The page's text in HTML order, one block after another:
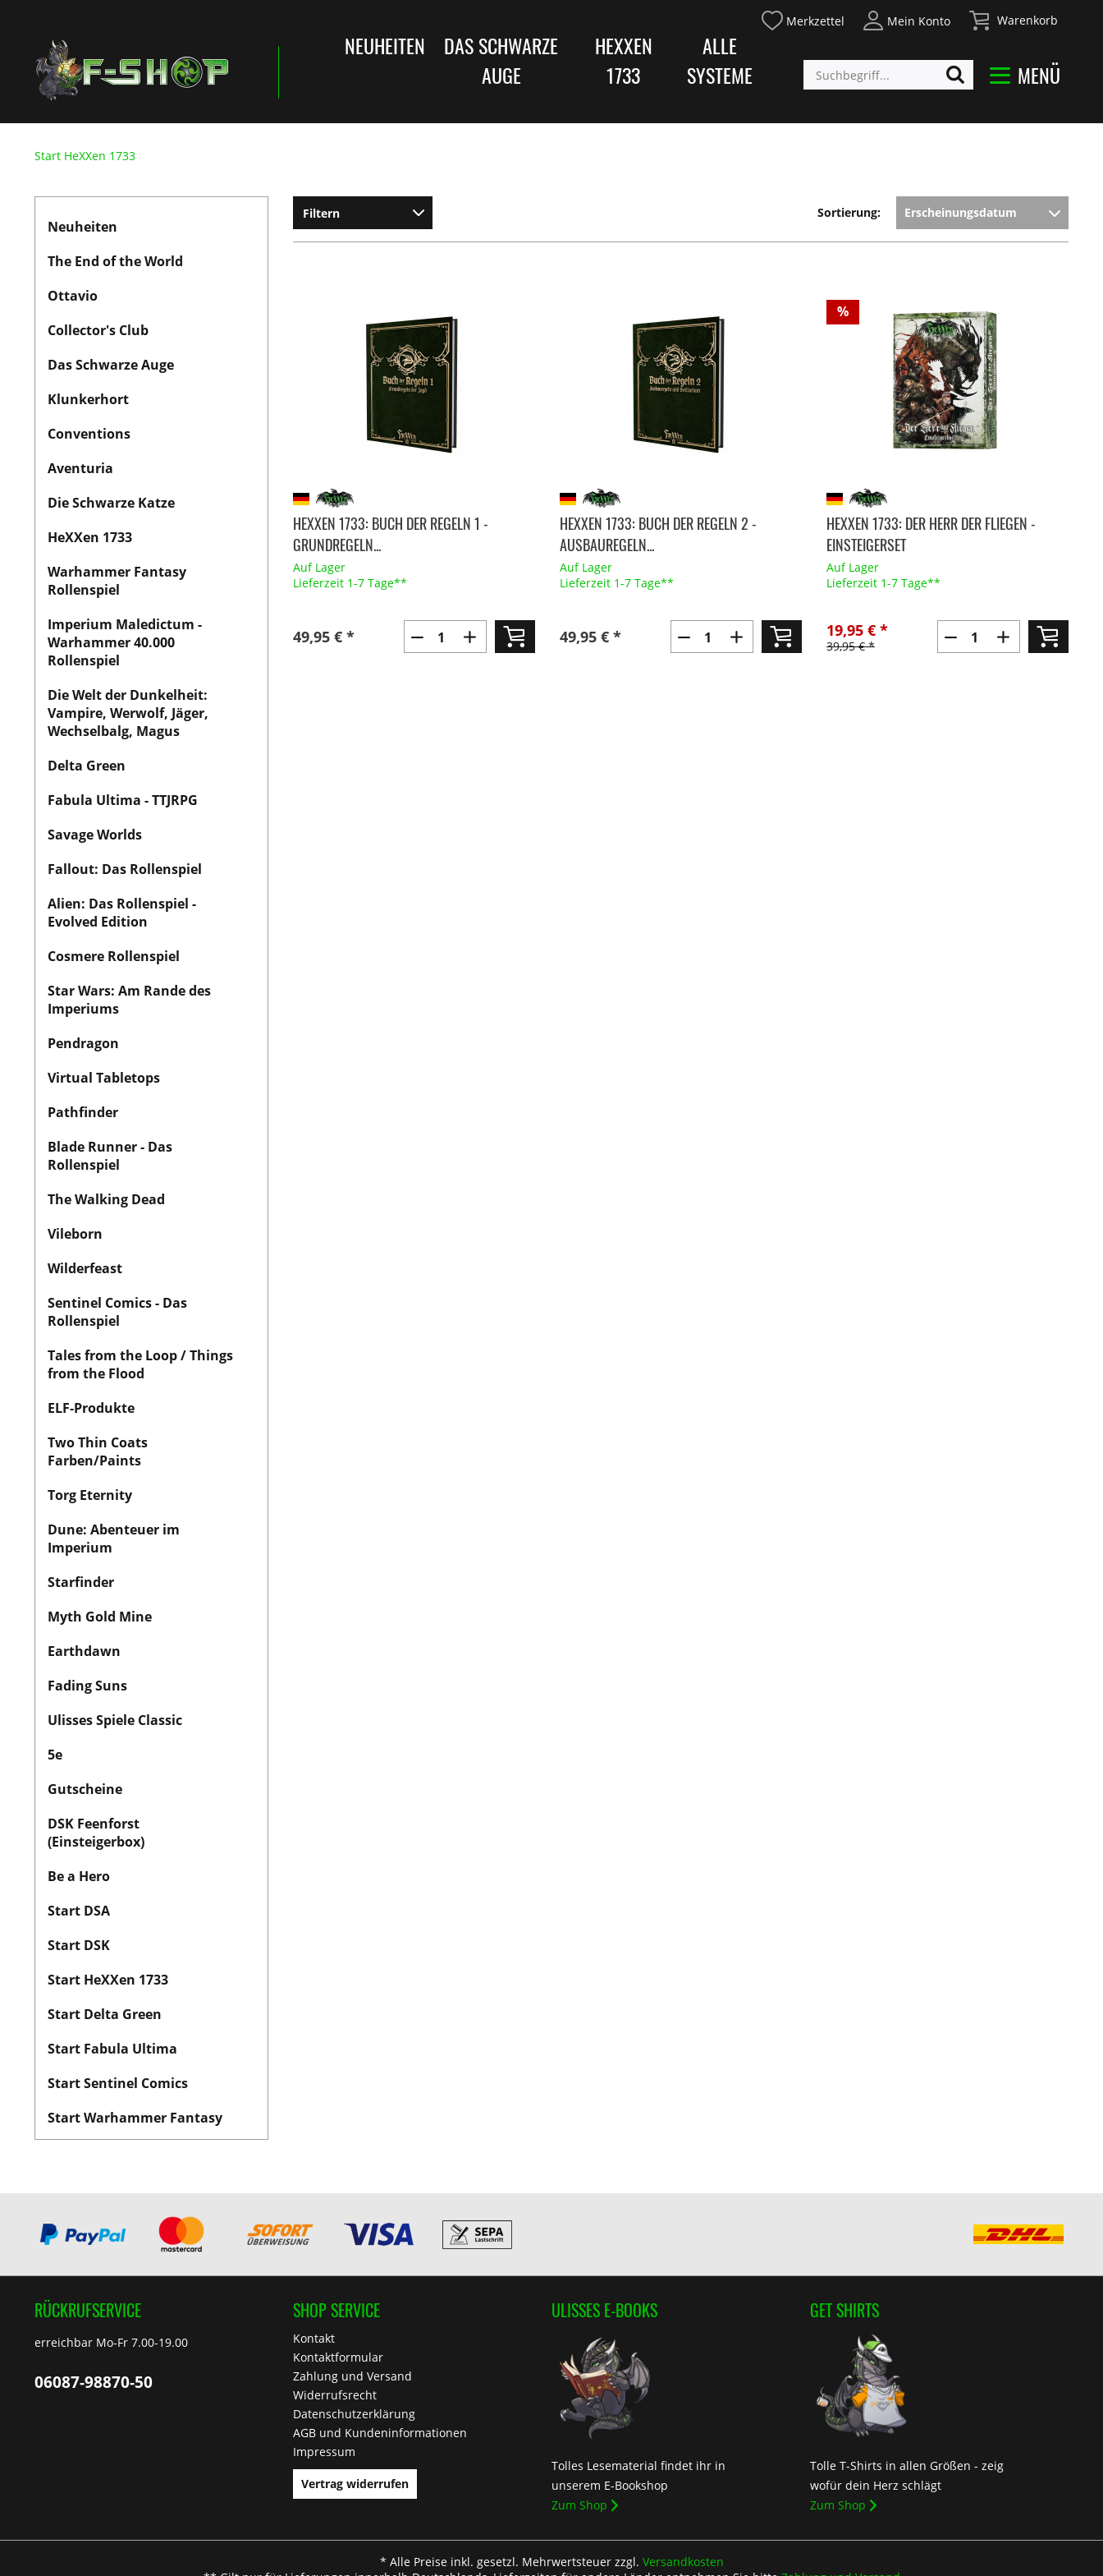
Merkzettel Mein Konto Warenkorb
MENÜ
NEUHEITEN
DAS SCHWARZE
AUGE
HEXXEN
1733
ALLE
SYSTEME
Start HeXXen 1733
Neuheiten
The End of the World
Ottavio
Collector's Club
Das Schwarze Auge
Klunkerhort
Conventions
Aventuria
Die Schwarze Katze
HeXXen 1733
Warhammer Fantasy
Rollenspiel
Imperium Maledictum -
Warhammer 40.000
Rollenspiel
Die Welt der Dunkelheit:
Vampire, Werwolf, Jäger,
Wechselbalg, Magus
Delta Green
Fabula Ultima - TTJRPG
Savage Worlds
Fallout: Das Rollenspiel
Alien: Das Rollenspiel -
Evolved Edition
Cosmere Rollenspiel
Star Wars: Am Rande des
Imperiums
Pendragon
Virtual Tabletops
Pathfinder
Blade Runner - Das
Rollenspiel
The Walking Dead
Vileborn
Wilderfeast
Sentinel Comics - Das
Rollenspiel
Tales from the Loop / Things
from the Flood
ELF-Produkte
Two Thin Coats
Farben/Paints
Torg Eternity
Dune: Abenteuer im
Imperium
Starfinder
Myth Gold Mine
Earthdawn
Fading Suns
Ulisses Spiele Classic
5e
Gutscheine
DSK Feenforst
(Einsteigerbox)
Be a Hero
Start DSA
Start DSK
Start HeXXen 1733
Start Delta Green
Start Fabula Ultima
Start Sentinel Comics
Start Warhammer Fantasy
Filtern Sortierung:
HEXXEN 1733: BUCH DER REGELN 1 -
GRUNDREGELN...
Auf Lager
Lieferzeit 1-7 Tage**
49,95 € *
HEXXEN 1733: BUCH DER REGELN 2 -
AUSBAUREGELN...
Auf Lager
Lieferzeit 1-7 Tage**
49,95 € *
%
HEXXEN 1733: DER HERR DER FLIEGEN -
EINSTEIGERSET
Auf Lager
Lieferzeit 1-7 Tage**
39,95 € *
19,95 € *
RÜCKRUFSERVICE
erreichbar Mo-Fr 7.00-19.00
06087-98870-50
SHOP SERVICE
Kontakt
Kontaktformular
Zahlung und Versand
Widerrufsrecht
Datenschutzerklärung
AGB und Kundeninformationen
Impressum
Vertrag widerrufen
ULISSES E-BOOKS
Tolles Lesematerial findet ihr in
unserem E-Bookshop
Zum Shop
GET SHIRTS
Tolle T-Shirts in allen Größen - zeig
wofür dein Herz schlägt
Zum Shop
* Alle Preise inkl. gesetzl. Mehrwertsteuer zzgl. Versandkosten